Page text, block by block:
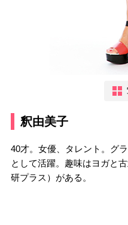
釈由美子
40才。女優、タレント。グ
として活躍。趣味はヨガと
研プラス）がある。